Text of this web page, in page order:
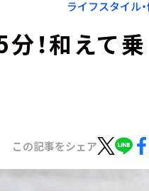
ライフスタイル
！和えて乗
この記事をシェア